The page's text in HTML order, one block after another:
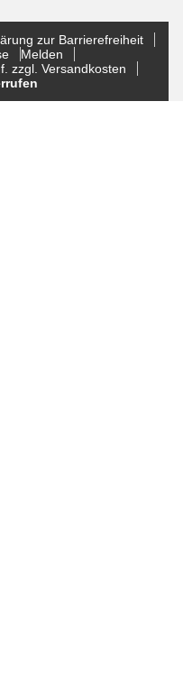
zur Barrierefreiheit
Melden
zzgl. Versandkosten